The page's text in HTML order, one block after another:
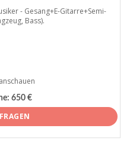
- Gesang+E-Gitarre+Semi-
Bass).
650 €